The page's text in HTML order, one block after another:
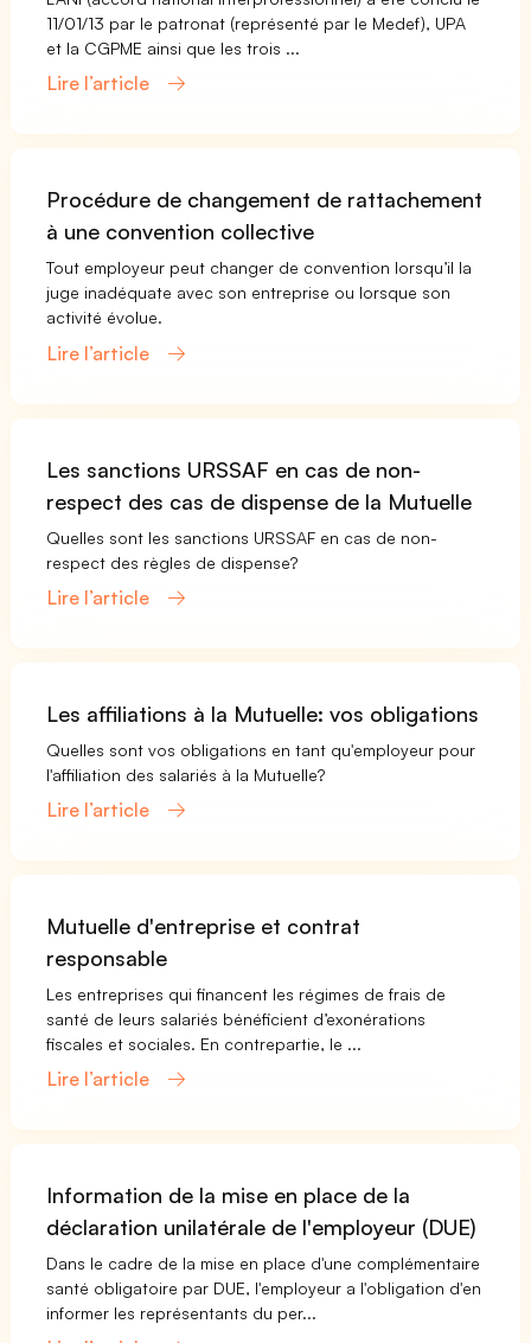
11/01/13 par le patronat (représenté par le Medef), UPA
et la CGPME ainsi que les trois ...
Lire l’article
Procédure de changement de rattachement
à une convention collective
Tout employeur peut changer de convention lorsqu’il la
juge inadéquate avec son entreprise ou lorsque son
activité évolue.
Lire l’article
Les sanctions URSSAF en cas de non-
respect des cas de dispense de la Mutuelle
Quelles sont les sanctions URSSAF en cas de non-
respect des règles de dispense?
Lire l’article
Les affiliations à la Mutuelle: vos obligations
Quelles sont vos obligations en tant qu'employeur pour
l'affiliation des salariés à la Mutuelle?
Lire l’article
Mutuelle d'entreprise et contrat
responsable
Les entreprises qui financent les régimes de frais de
santé de leurs salariés bénéficient d’exonérations
fiscales et sociales. En contrepartie, le ...
Lire l’article
Information de la mise en place de la
déclaration unilatérale de l'employeur (DUE)
Dans le cadre de la mise en place d'une complémentaire
santé obligatoire par DUE, l'employeur a l'obligation d'en
informer les représentants du per...